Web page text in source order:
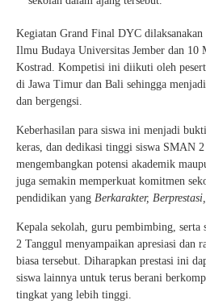
Kegiatan Grand Final DYC
Ilmu Budaya Universitas Jember dan
Kostrad. Kompetisi ini diikuti oleh
di Jawa Timur dan Bali sehingga
dan bergengsi.
Keberhasilan para siswa ini menjadi
keras, dan dedikasi tinggi siswa SMAN
mengembangkan potensi akademik
juga semakin memperkuat komitmen
pendidikan yang Berkarakter,
Kepala sekolah, guru pembimbing, serta
2 Tanggul menyampaikan apresiasi dan
biasa tersebut. Diharapkan prestasi ini
siswa lainnya untuk terus berani
tingkat yang lebih tinggi.